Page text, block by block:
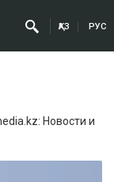
ҚАЗ РУС
Новости и